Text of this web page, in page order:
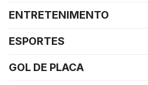
ENTRETENIMENTO
ESPORTES
GOL DE PLACA